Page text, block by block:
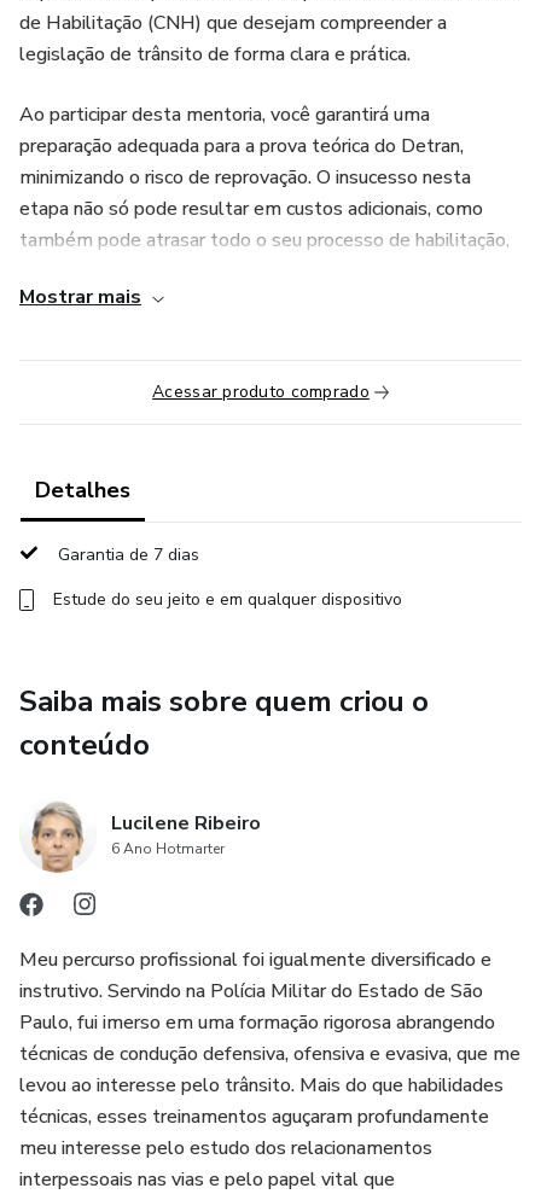
de Habilitação (CNH) que desejam compreender a
legislação de trânsito de forma clara e prática.
Ao participar desta mentoria, você garantirá uma
preparação adequada para a prova teórica do Detran,
minimizando o risco de reprovação. O insucesso nesta
etapa não só pode resultar em custos adicionais, como
também pode atrasar todo o seu processo de habilitação,
essencial estar bem preparado!
Nesta mentoria, você aprenderá:
Os Fundamentos da Legislação de Trânsito:
destacando o que é mais relevante para você.
Preparação Eficiente para o Exame Teórico: Por meio de
proporcionamos um aprendizado eficiente para que você se
Participe da nossa mentoria e torne-se um motorista
desafios do trânsito moderno. Aumente suas chances de
aprovação, economize tempo e evite custos
desnecessários com novas avaliações!
Mostrar mais
Acessar produto comprado
Detalhes
Garantia de 7 dias
Estude do seu jeito e em qualquer dispositivo
Saiba mais sobre quem criou o
conteúdo
Lucilene Ribeiro
6 Ano Hotmarter
Meu percurso profissional foi igualmente diversificado e
instrutivo. Servindo na Polícia Militar do Estado de São
Paulo, fui imerso em uma formação rigorosa abrangendo
técnicas de condução defensiva, ofensiva e evasiva, que me
levou ao interesse pelo trânsito. Mais do que habilidades
técnicas, esses treinamentos aguçaram profundamente
meu interesse pelo estudo dos relacionamentos
interpessoais nas vias e pelo papel vital que